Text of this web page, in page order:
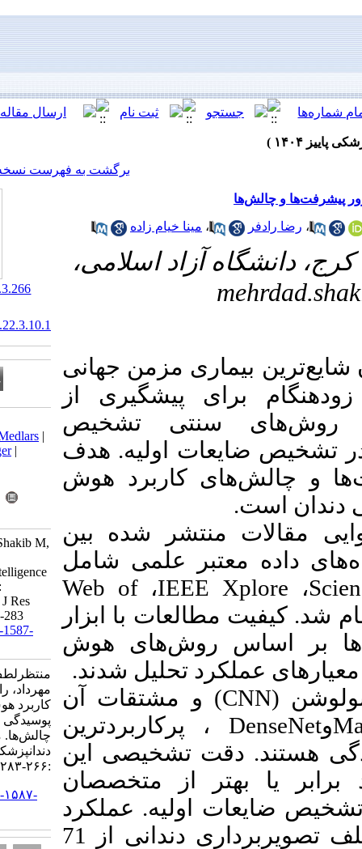
برگشت به فهرست نسخه ها
،مینا خیام زاده
اسلامی،
مزمن جهانی
پیشگیری از
تشخیص
اولیه. هدف
کاربرد هوش
شده بین
،Web of
با ابزار
روش‌های هوش
تحلیل شدند.
و مشتقات آن
، پرکاربردترین
تشخیصی این
از متخصصان
اولیه. عملکرد
هوش مصنوعی در انواع مختلف تصویربرداری دندانی از 71
20.1001.1.20084676.1404.22.3.10.1
Download citation:
BibTeX
RIS| EndNote Medlars|
ProCite
Reference Manager |
Send citation to:
Mendeley
montazerlotf M, Hosseini Shakib M,
radfar R, khayamzadeh M.
Application of Artificial Intelligence
in Dental Caries Detection:
Advances and Challenges. J Res
Dent Sci 2025; 22 (3) :266-283
URL:
http://jrds.ir/article-1-1587-
منتظرلطف میترا، حسینی شکیب
مهرداد، رادفر رضا، خیام زاده مینا.
کاربرد هوش مصنوعی در تشخیص
پوسیدگی دندان: مرور پیشرفت‌ها و
چالش‌ها. مجله تحقیق در علوم
URL: http://jrds.ir/article-۱-۱۵۸۷-